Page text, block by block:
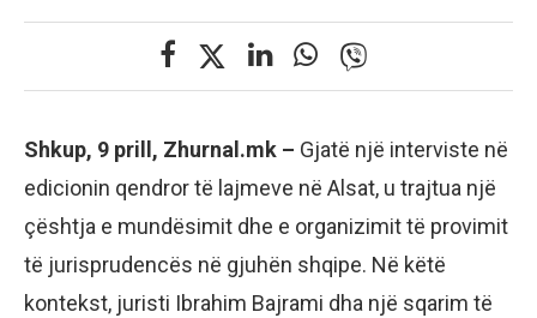
Shkup, 9 prill, Zhurnal.mk – Gjatë një interviste në
edicionin qendror të lajmeve në Alsat, u trajtua një
çështja e mundësimit dhe e organizimit të provimit
të jurisprudencës në gjuhën shqipe. Në këtë
kontekst, juristi Ibrahim Bajrami dha një sqarim të